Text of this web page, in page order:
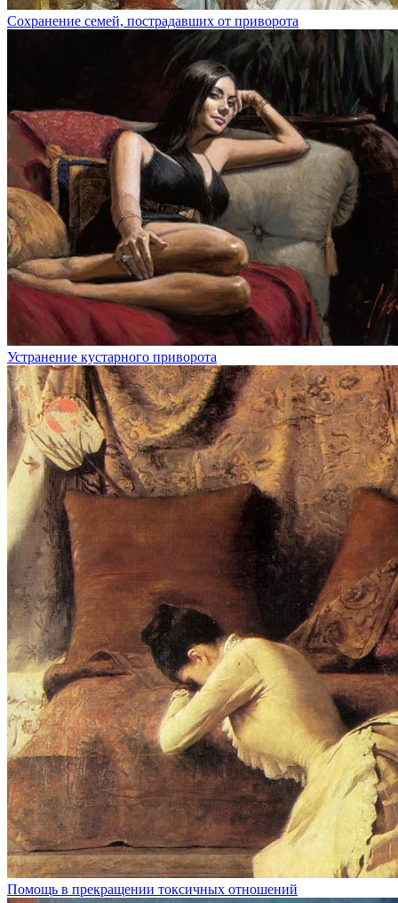
Сохранение семей, пострадавших от приворота
Устранение кустарного приворота
Помощь в прекращении токсичных отношений